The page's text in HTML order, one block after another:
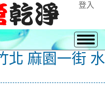
登入
北 麻園一街 水